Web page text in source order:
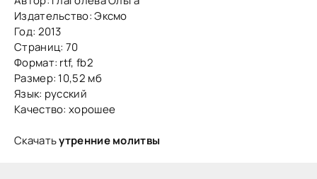
Издательство: Эксмо
Год: 2013
Страниц: 70
Формат: rtf, fb2
Размер: 10,52 мб
Язык: русский
Качество: хорошее
Скачатьутренние молитвы